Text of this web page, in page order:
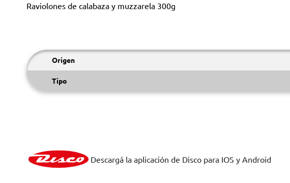
Raviolones de calabaza y muzzarela 300g
Origen
Tipo
Descargá la aplicación de Disco para IOS y Android